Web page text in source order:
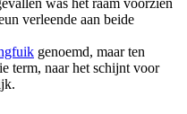
was het raam voorzien
verleende aan beide
genoemd, maar ten
term, naar het schijnt voor